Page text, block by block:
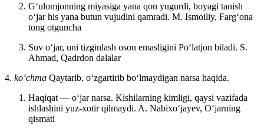
Gʻulomjonning miyasiga yana qon yugurdi, boyagi tanish
oʻjar his yana butun vujudini qamradi. M. Ismoiliy, Fargʻona
tong otguncha
Suv oʻjar, uni tizginlash oson emasligini Poʻlatjon biladi. S.
Ahmad, Qadrdon dalalar
4. koʻchma Qaytarib, oʻzgartirib boʻlmaydigan narsa haqida.
Haqiqat — oʻjar narsa. Kishilarning kimligi, qaysi vazifada
ishlashini yuz-xotir qilmaydi. A. Nabixoʻjayev, Oʻjarning
qismati